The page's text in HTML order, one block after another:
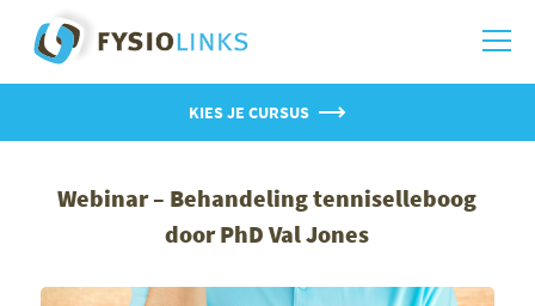
KIES JE CURSUS
Webinar – Behandeling tenniselleboog
door PhD Val Jones